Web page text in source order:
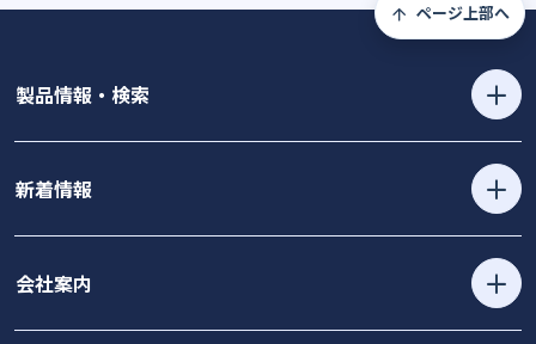
ページ上部へ
製品情報・検索
新着情報
会社案内